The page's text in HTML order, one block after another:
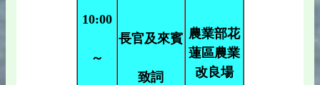
10:00
～
長官及來賓
致詞
農業部花
蓮區農業
改良場